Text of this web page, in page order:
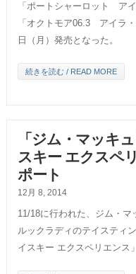
「ポートシャーロット アイ
「オクトモア06.3 アイラ
日（月）発売となった。
続きを読む / READ MORE
「ジム・マッキ
スキー エクスペ
ポート
12月 8, 2014
11/18に行われた、ジム・マ
ルックラディのテイスティ
イスキー エクスペリエンス